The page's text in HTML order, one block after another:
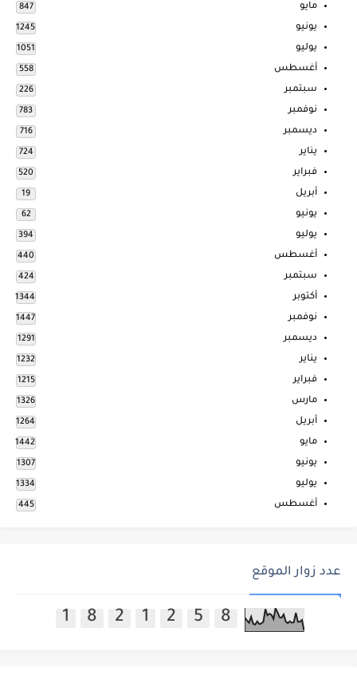
مايو 847
يونيو 1245
يوليو 1051
أغسطس 558
سبتمبر 226
نوفمبر 783
ديسمبر 716
يناير 724
فبراير 520
أبريل 19
يونيو 62
يوليو 394
أغسطس 440
سبتمبر 424
أكتوبر 1344
نوفمبر 1447
ديسمبر 1291
يناير 1232
فبراير 1215
مارس 1326
أبريل 1264
مايو 1442
يونيو 1307
يوليو 1334
أغسطس 445
عدد زوار الموقع
1 8 2 1 2 5 8